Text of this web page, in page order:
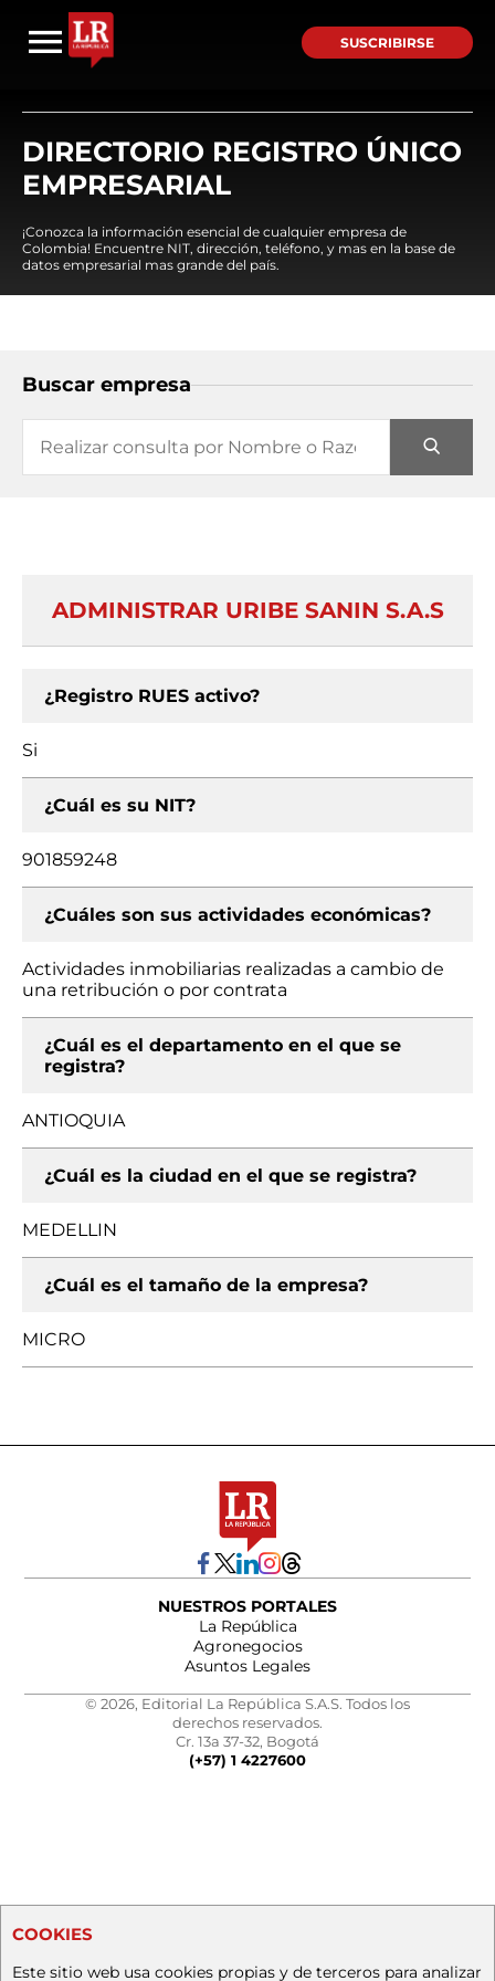
SUSCRIBIRSE
DIRECTORIO REGISTRO ÚNICO
EMPRESARIAL
¡Conozca la información esencial de cualquier empresa de
Colombia! Encuentre NIT, dirección, teléfono, y mas en la base de
datos empresarial mas grande del país.
Buscar empresa
ADMINISTRAR URIBE SANIN S.A.S
¿Registro RUES activo?
Si
¿Cuál es su NIT?
901859248
¿Cuáles son sus actividades económicas?
Actividades inmobiliarias realizadas a cambio de
una retribución o por contrata
¿Cuál es el departamento en el que se
registra?
ANTIOQUIA
¿Cuál es la ciudad en el que se registra?
MEDELLIN
¿Cuál es el tamaño de la empresa?
MICRO
NUESTROS PORTALES
La República
Agronegocios
Asuntos Legales
© 2026, Editorial La República S.A.S. Todos los
derechos reservados.
Cr. 13a 37-32, Bogotá
(+57) 1 4227600
COOKIES
Este sitio web usa cookies propias y de terceros para analizar